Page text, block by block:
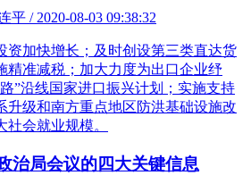
平 / 2020-08-03 09:38:32
资加快增长；及时创设第三类直达货
精准减税；加大力度为出口企业纾
”沿线国家进口振兴计划；实施支持
升级和南方重点地区防洪基础设施改
会就业规模。
治局会议的四大关键信息